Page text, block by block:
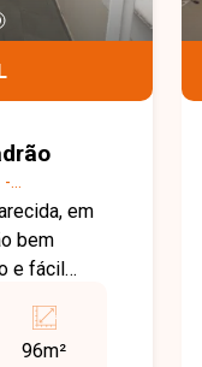
-
em
bem
e fácil
sala
96m²